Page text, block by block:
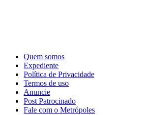
Quem somos
Expediente
Política de Privacidade
Termos de uso
Anuncie
Post Patrocinado
Fale com o Metrópoles